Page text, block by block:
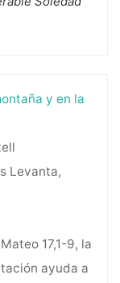
y en la
Levanta,
17,1-9, la
ayuda a